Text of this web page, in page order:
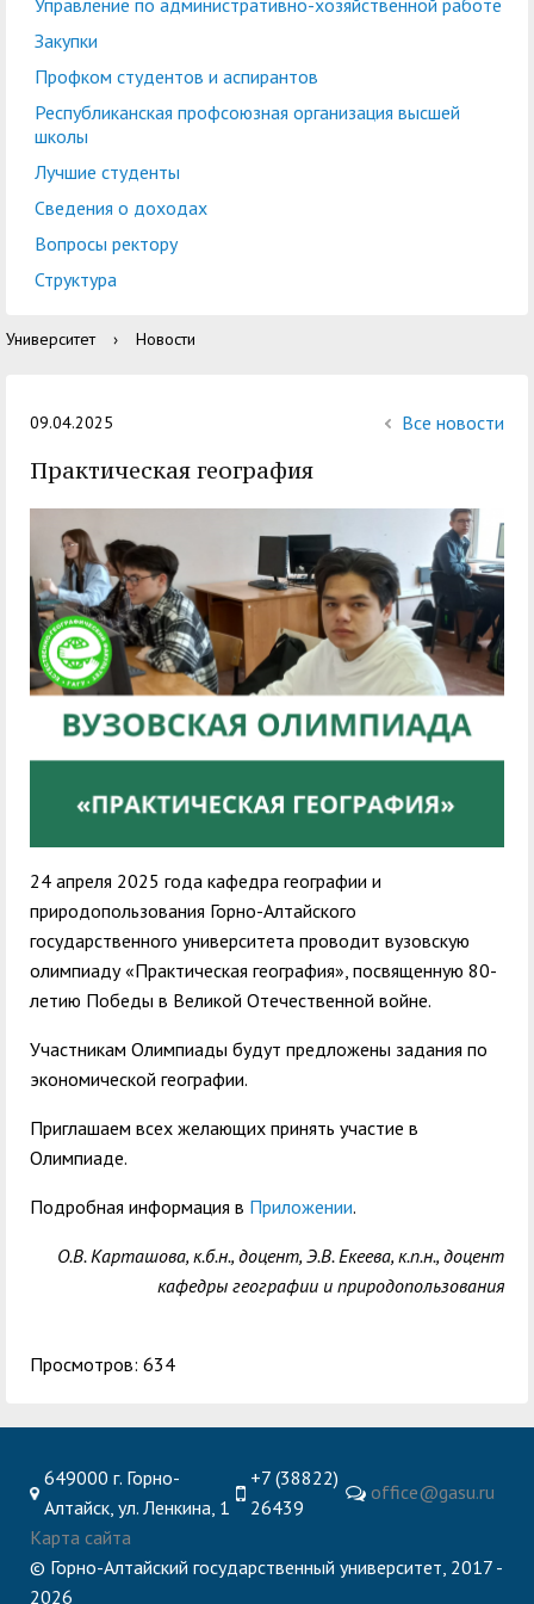
Международная
деятельность
Управление по
административно-
Закупки
Республиканская
организация высшей
Центр тестирования
иностранных граждан
по русскому языку
Центр развития
компетенций
Центр русского языка
обучающихся ГАГУ
Образовательный
модуль «Обучение
служением»
Информация о
предоставлении
академического
отпуска обучающимся
Управление по административно-хозяйственной работе
Закупки
Профком студентов и аспирантов
Республиканская профсоюзная организация высшей
школы
Лучшие студенты
Сведения о доходах
Вопросы ректору
Структура
Университет › Новости
09.04.2025 Все новости
Практическая география
24 апреля 2025 года кафедра географии и
природопользования Горно-Алтайского
государственного университета проводит вузовскую
олимпиаду «Практическая география», посвященную 80-
летию Победы в Великой Отечественной войне.
Участникам Олимпиады будут предложены задания по
экономической географии.
Приглашаем всех желающих принять участие в
Олимпиаде.
Подробная информация в Приложении.
О.В. Карташова, к.б.н., доцент, Э.В. Екеева, к.п.н., доцент
кафедры географии и природопользования
Просмотров: 634
649000 г. Горно-
Алтайск, ул. Ленкина, 1
+7 (38822)
26439
office@gasu.ru
Карта сайта
© Горно-Алтайский государственный университет, 2017 -
2026